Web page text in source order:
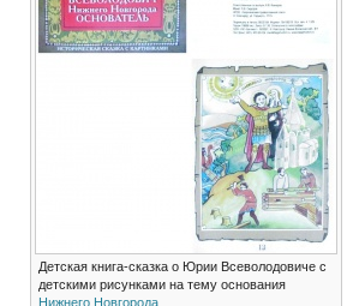
Детская книга-сказка о Юрии Всеволодовиче с
детскими рисунками на тему основания
Нижнего Новгорода